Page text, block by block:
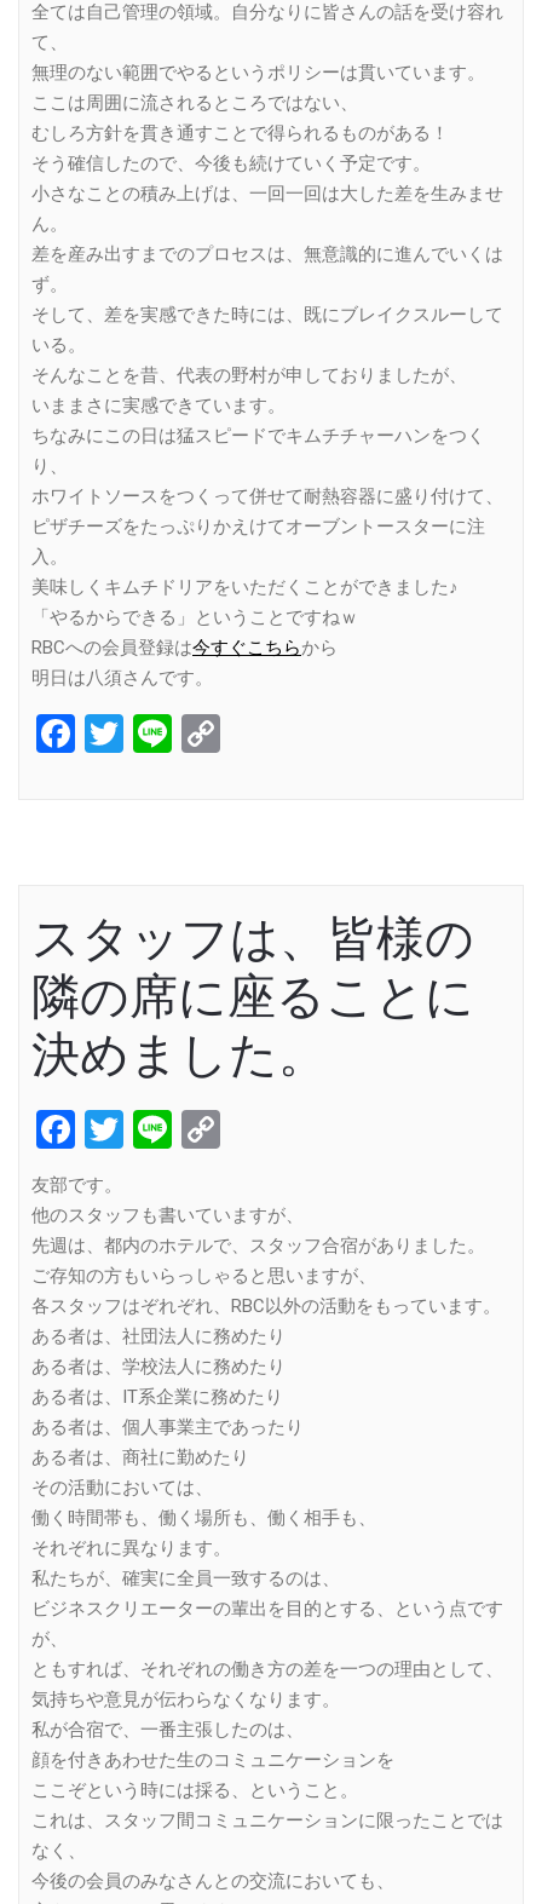
全ては自己管理の領域。自分なりに皆さんの話を受け容れ
て、
無理のない範囲でやるというポリシーは貫いています。
ここは周囲に流されるところではない、
むしろ方針を貫き通すことで得られるものがある！
そう確信したので、今後も続けていく予定です。
小さなことの積み上げは、一回一回は大した差を生みませ
ん。
差を産み出すまでのプロセスは、無意識的に進んでいくは
ず。
そして、差を実感できた時には、既にブレイクスルーして
いる。
そんなことを昔、代表の野村が申しておりましたが、
いままさに実感できています。
ちなみにこの日は猛スピードでキムチチャーハンをつく
り、
ホワイトソースをつくって併せて耐熱容器に盛り付けて、
ピザチーズをたっぷりかえけてオーブントースターに注
入。
美味しくキムチドリアをいただくことができました♪
「やるからできる」ということですねｗ
RBCへの会員登録は今すぐこちらから
明日は八須さんです。
Facebook
Twitter
Line
スタッフは、皆様の
隣の席に座ることに
決めました。
Facebook
Twitter
Line
友部です。
他のスタッフも書いていますが、
先週は、都内のホテルで、スタッフ合宿がありました。
ご存知の方もいらっしゃると思いますが、
各スタッフはぞれぞれ、RBC以外の活動をもっています。
ある者は、社団法人に務めたり
ある者は、学校法人に務めたり
ある者は、IT系企業に務めたり
ある者は、個人事業主であったり
ある者は、商社に勤めたり
その活動においては、
働く時間帯も、働く場所も、働く相手も、
それぞれに異なります。
私たちが、確実に全員一致するのは、
ビジネスクリエーターの輩出を目的とする、という点です
が、
ともすれば、それぞれの働き方の差を一つの理由として、
気持ちや意見が伝わらなくなります。
私が合宿で、一番主張したのは、
顔を付きあわせた生のコミュニケーションを
ここぞという時には採る、ということ。
これは、スタッフ間コミュニケーションに限ったことでは
なく、
今後の会員のみなさんとの交流においても、